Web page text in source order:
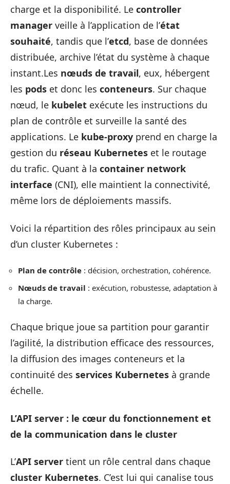
charge et la disponibilité. Le controller
manager veille à l’application de l’état
souhaité, tandis que l’etcd, base de données
distribuée, archive l’état du système à chaque
instant.Les nœuds de travail, eux, hébergent
les pods et donc les conteneurs. Sur chaque
nœud, le kubelet exécute les instructions du
plan de contrôle et surveille la santé des
applications. Le kube-proxy prend en charge la
gestion du réseau Kubernetes et le routage
du trafic. Quant à la container network
interface (CNI), elle maintient la connectivité,
même lors de déploiements massifs.
Voici la répartition des rôles principaux au sein
d’un cluster Kubernetes :
Plan de contrôle : décision, orchestration, cohérence.
Nœuds de travail : exécution, robustesse, adaptation à
la charge.
Chaque brique joue sa partition pour garantir
l’agilité, la distribution efficace des ressources,
la diffusion des images conteneurs et la
continuité des services Kubernetes à grande
échelle.
L’API server : le cœur du fonctionnement et
de la communication dans le cluster
L’API server tient un rôle central dans chaque
cluster Kubernetes. C’est lui qui canalise tous